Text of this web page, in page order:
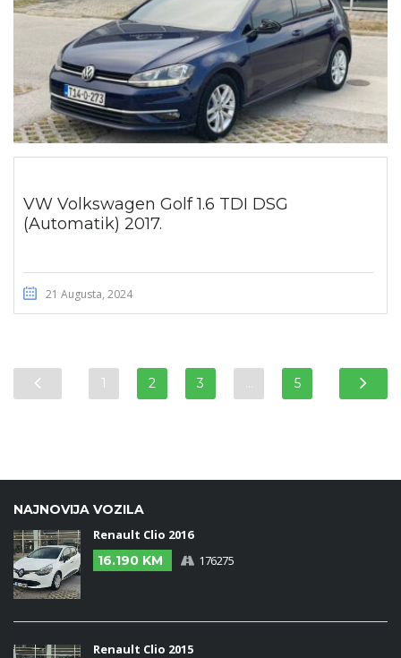
VW Volkswagen Golf 1.6 TDI DSG
(Automatik) 2017.
21 Augusta, 2024
1 2 3 … 5
NAJNOVIJA VOZILA
Renault Clio 2016
16.190 KM
176275
Renault Clio 2015